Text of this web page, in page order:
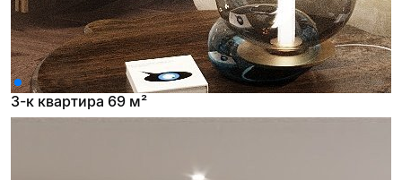
3-к квартира 69 м²